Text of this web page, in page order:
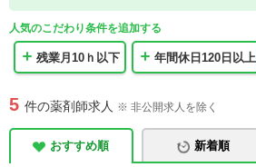
人気のこだわり条件を追加する
残業月10ｈ以下 年間休日120日以上
5 件の薬剤師求人 ※ 非公開求人を除く
おすすめ順 新着順